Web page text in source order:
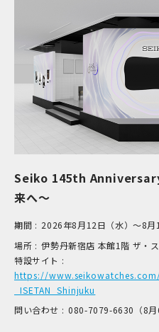
Seiko 145th
来へ～
期間 : 2026年8月12日（水）～8月
場所 : 伊​勢丹新宿店 本​館1階 ザ​・
特設サイト :
https://
_ISETAN_Shinjuku
問い合わせ : 0​80-7​079-6​630（8月